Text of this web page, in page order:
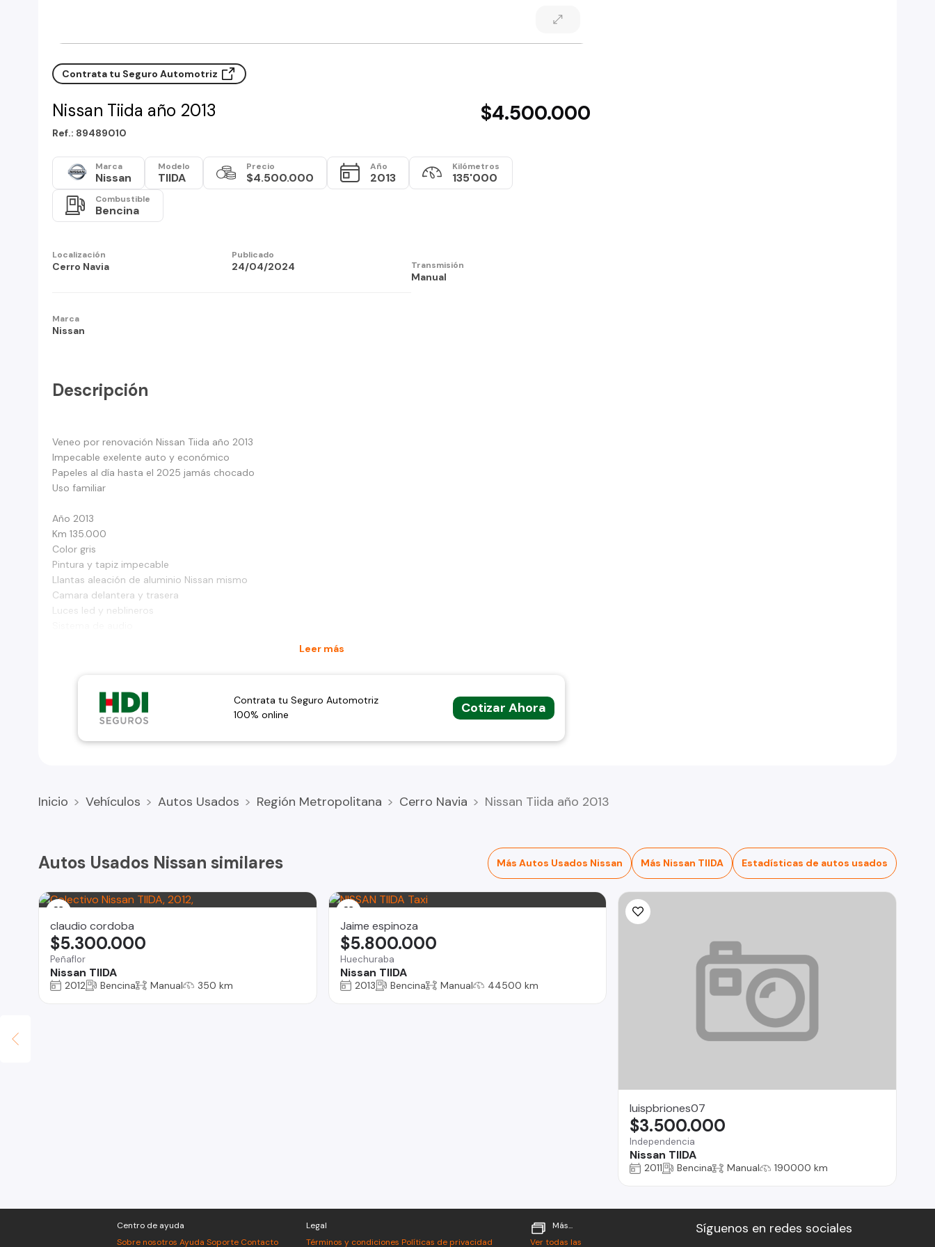
Contrata tu Seguro Automotriz
Nissan Tiida año 2013 $4.500.000
Ref.: 89489010
Marca
Nissan
Modelo
TIIDA
Precio
$4.500.000
Año
2013
Kilómetros
135'000
Combustible
Bencina
Localización
Cerro Navia
Publicado
24/04/2024 Transmisión
Manual
Marca
Nissan
Descripción
Veneo por renovación Nissan Tiida año 2013
Impecable exelente auto y económico
Papeles al día hasta el 2025 jamás chocado
Uso familiar
Año 2013
Km 135.000
Color gris
Pintura y tapiz impecable
Llantas aleación de aluminio Nissan mismo
Camara delantera y trasera
Luces led y neblineros
Leer más
Contrata tu Seguro Automotriz
100% online
Cotizar Ahora
Inicio Vehículos Autos Usados Región Metropolitana Cerro Navia Nissan Tiida año 2013
Autos Usados Nissan similares Más Autos Usados Nissan Más Nissan TIIDA Estadísticas de autos usados
claudio cordoba
Peñaflor
Nissan TIIDA
$5.300.000
2012 Bencina Manual 350 km
Jaime espinoza
Huechuraba
Nissan TIIDA
$5.800.000
2013 Bencina Manual 44500 km
luispbriones07
Independencia
Nissan TIIDA
$3.500.000
2011 Bencina Manual 190000 km
Centro de ayuda
Sobre nosotros Ayuda Soporte Contacto
Legal
Términos y condiciones Políticas de privacidad
Más...
Ver todas las
Síguenos en redes sociales